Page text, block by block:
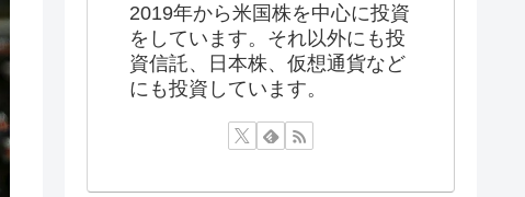
2019年から米国株を中心に投資
をしています。それ以外にも投
資信託、日本株、仮想通貨など
にも投資しています。